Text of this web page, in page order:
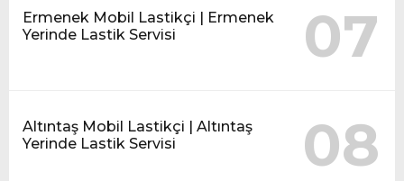
Ermenek Mobil Lastikçi | Ermenek
Yerinde Lastik Servisi
07
Altıntaş Mobil Lastikçi | Altıntaş
Yerinde Lastik Servisi
08